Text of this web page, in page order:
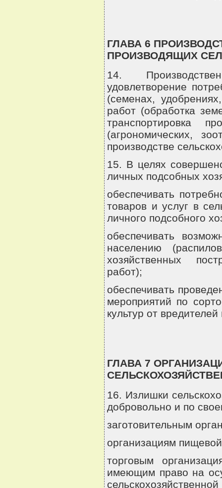
ГЛАВА 6
ПРОИЗВОДЯЩИХ
14.
удовлетворение
(семенах,
работ (обработка
транспортировка
(агрономических,
производстве
15. В целях
личных подсобных
обеспечивать
товаров и услуг в
личного подсобного
обеспечивать
населению
хозяйственных
работ);
обеспечивать
мероприятий по
культур от
ГЛАВА 7
16. Излишки
добровольно и по
заготовительным
организациям
торговым
имеющим право на